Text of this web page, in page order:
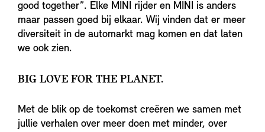
good together”. Elke MINI rijder en MINI is anders
maar passen goed bij elkaar. Wij vinden dat er meer
diversiteit in de automarkt mag komen en dat laten
we ook zien.
BIG LOVE FOR THE PLANET.
Met de blik op de toekomst creëren we samen met
jullie verhalen over meer doen met minder, over